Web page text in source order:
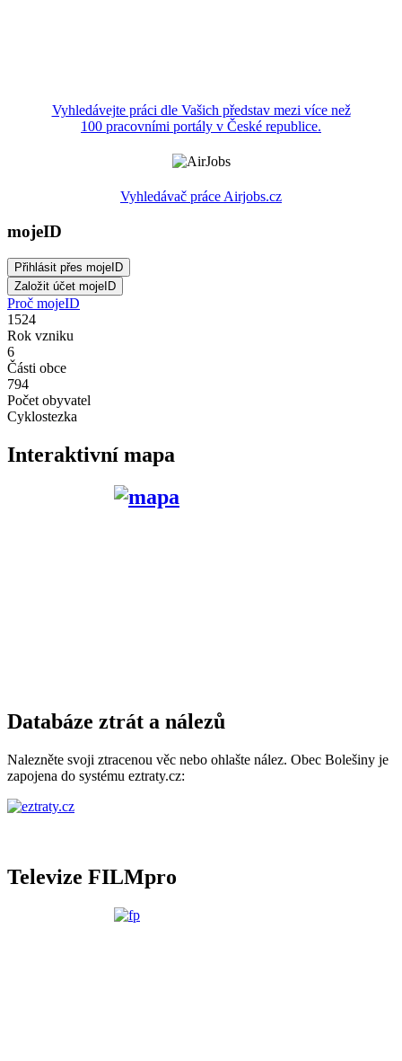
Vyhledávejte práci dle Vašich představ mezi více než
100 pracovními portály v České republice.
Vyhledávač práce Airjobs.cz
mojeID
Proč mojeID
1524
Rok vzniku
6
Části obce
794
Počet obyvatel
Cyklostezka
Interaktivní mapa
Databáze ztrát a nálezů
Nalezněte svoji ztracenou věc nebo ohlašte nález. Obec Bolešiny je
zapojena do systému eztraty.cz:
Televize FILMpro